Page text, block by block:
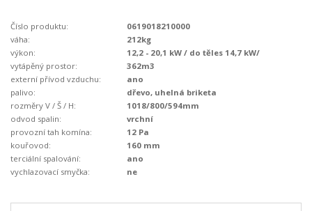
Číslo produktu:
0619018210000
váha:
212kg
výkon:
12,2 - 20,1 kW / do těles 14,7 kW/
vytápěný prostor:
362m3
externí přívod vzduchu:
ano
palivo:
dřevo, uhelná briketa
rozměry V / Š / H:
1018/800/594mm
odvod spalin:
vrchní
provozní tah komína:
12 Pa
kouřovod:
160 mm
terciální spalování:
ano
vychlazovací smyčka:
ne